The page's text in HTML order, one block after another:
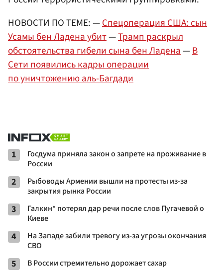
НОВОСТИ ПО ТЕМЕ: —Спецоперация США: сын
Усамы бен Ладена убит—Трамп раскрыл
обстоятельства гибели сына бен Ладена—В
Сети появились кадры операции
по уничтожению аль-Багдади
1
Госдума приняла закон о запрете на проживание в
России
2
Рыбоводы Армении вышли на протесты из-за
закрытия рынка России
3
Галкин* потерял дар речи после слов Пугачевой о
Киеве
4
На Западе забили тревогу из-за угрозы окончания
СВО
5 В России стремительно дорожает сахар